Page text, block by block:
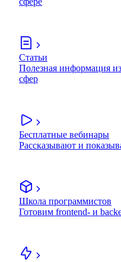
Статьи
Полезная информация
сфер
Бесплатные вебинары
Рассказывают и
Школа программистов
Готовим frontend- и